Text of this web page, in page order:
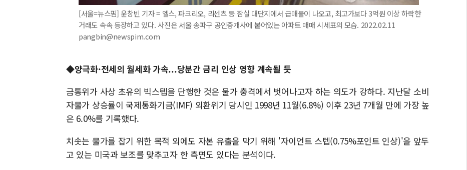
[서울=뉴스핌] 윤창빈 기자 = 엘스, 파크리오, 리센츠 등 잠실 대단지에서 급매물이 나오고, 최고가보다 3억원 이상 하락한
거래도 속속 등장하고 있다. 사진은 서울 송파구 공인중개사에 붙어있는 아파트 매매 시세표의 모습. 2022.02.11
pangbin@newspim.com
◆양극화·전세의 월세화 가속...당분간 금리 인상 영향 계속될 듯
금통위가 사상 초유의 빅스텝을 단행한 것은 물가 충격에서 벗어나고자 하는 의도가 강하다. 지난달 소비
자물가 상승률이 국제통화기금(IMF) 외환위기 당시인 1998년 11월(6.8%) 이후 23년 7개월 만에 가장 높
은 6.0%를 기록했다.
치솟는 물가를 잡기 위한 목적 외에도 자본 유출을 막기 위해 '자이언트 스텝(0.75%포인트 인상)'을 앞두
고 있는 미국과 보조를 맞추고자 한 측면도 있다는 분석이다.